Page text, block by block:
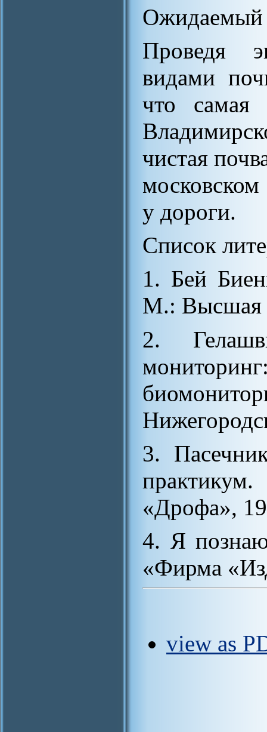
Ожидаемый
Проведя
видами
что самая
чистая
у дороги.
Список
1. Бей
М.: Высшая
2.
3.
«Дрофа»,
4. Я
«Фирма
view as